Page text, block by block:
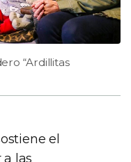
“Ardillitas
el
las